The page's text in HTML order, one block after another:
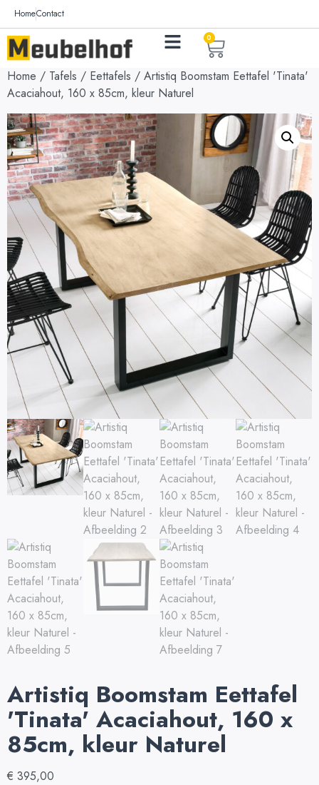
HomeContact
0
Home / Tafels / Eettafels / Artistiq Boomstam Eettafel 'Tinata'
Acaciahout, 160 x 85cm, kleur Naturel
Artistiq Boomstam Eettafel
'Tinata' Acaciahout, 160 x
85cm, kleur Naturel
€ 395,00